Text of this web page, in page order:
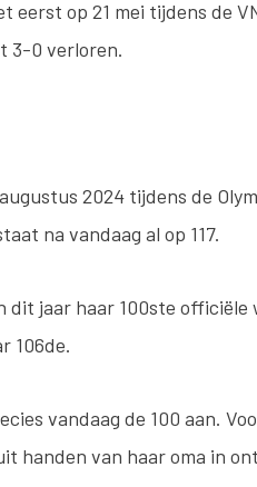
eerst op 21 mei tijdens de
3-0 verloren.
2024 tijdens de
na vandaag al op 117.
dit jaar haar 100ste
106de.
vandaag de 100 aan.
handen van haar oma in